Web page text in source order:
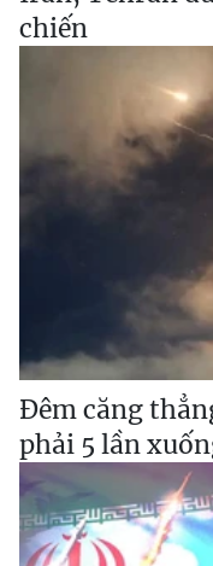
chiến
Đêm căng
phải 5 lần